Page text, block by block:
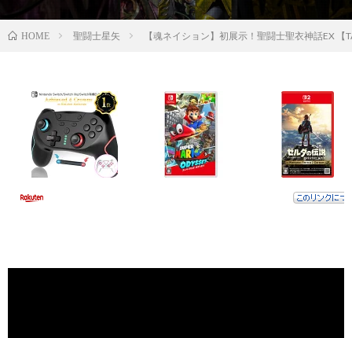
HOME 聖闘士星矢 【魂ネイション】初展示！聖闘士聖衣神話EX 【